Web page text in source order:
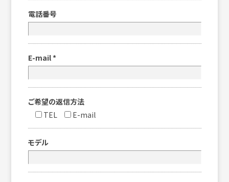
電話番号
E-mail *
ご希望の返信方法
TEL
E-mail
モデル